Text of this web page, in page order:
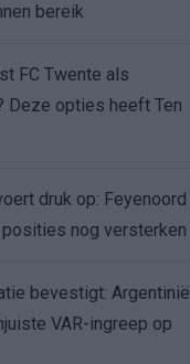
bereik
FC Twente als
Deze opties heeft Ten
druk op: Feyenoord
nog versterken
bevestigt: Argentinië
VAR-ingreep op